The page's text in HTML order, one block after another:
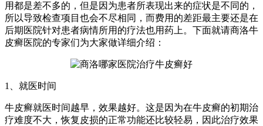
用都是差不多的，但是因为患者所表现出来的症状是不同的，
所以导致检查项目也会不尽相同，而费用的差距最主要还是在
后期医院针对患者病情所用的疗法也用药上。下面就请商洛牛
皮癣医院的专家们为大家做详细介绍：
1、就医时间
牛皮癣就医时间越早，效果越好。这是因为在牛皮癣的初期治
疗难度不大，恢复皮损的正常功能还比较轻易，因此治疗效果